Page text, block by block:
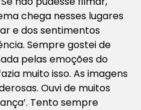
chega nesses lugares
e dos sentimentos
Sempre gostei de
pelas emoções do
muito isso. As imagens
Ouvi de muitos
Tento sempre